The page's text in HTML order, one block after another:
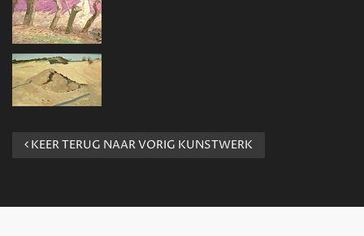
KEER TERUG NAAR VORIG KUNSTWERK